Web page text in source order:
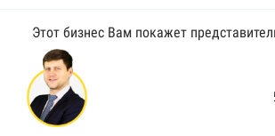
Этот бизнес Вам покажет